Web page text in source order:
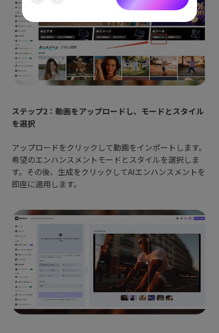
ステップ2：動画をアップロードし、モードとスタイル
を選択
アップロードをクリックして動画をインポートします。
希望のエンハンスメントモードとスタイルを選択しま
す。その後、生成をクリックしてAIエンハンスメントを
即座に適用します。